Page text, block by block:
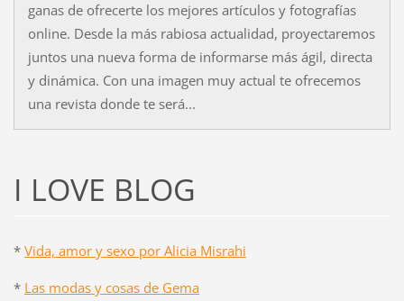
ganas de ofrecerte los mejores artículos y fotografías
online. Desde la más rabiosa actualidad, proyectaremos
juntos una nueva forma de informarse más ágil, directa
y dinámica. Con una imagen muy actual te ofrecemos
una revista donde te será...
I LOVE BLOG
* Vida, amor y sexo por Alicia Misrahi
* Las modas y cosas de Gema